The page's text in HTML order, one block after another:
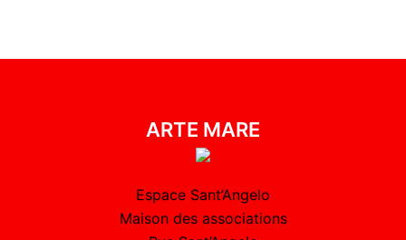
ARTE MARE
Espace Sant’Angelo
Maison des associations